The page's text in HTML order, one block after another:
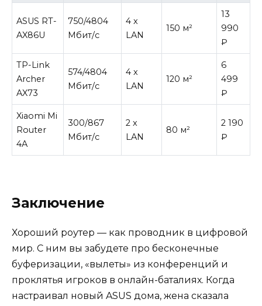
ASUS RT-
AX86U
750/4804
Мбит/с
4 x
LAN
150 м²
13
990
₽
TP-Link
Archer
AX73
574/4804
Мбит/с
4 x
LAN
120 м²
6
499
₽
Xiaomi Mi
Router
4A
300/867
Мбит/с
2 x
LAN
80 м²
2 190
₽
Заключение
Хороший роутер — как проводник в цифровой
мир. С ним вы забудете про бесконечные
буферизации, «вылеты» из конференций и
проклятья игроков в онлайн-баталиях. Когда
настраивал новый ASUS дома, жена сказала